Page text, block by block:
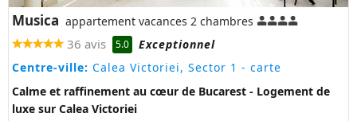
Musica appartement vacances 2 chambres
36 avis 5.0
Exceptionnel
Centre-ville: Calea Victoriei, Sector 1 - carte
Calme et raffinement au cœur de Bucarest - Logement de
luxe sur Calea Victoriei